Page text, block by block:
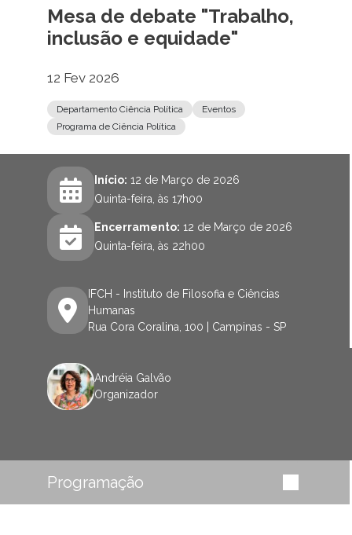
Mesa de debate "Trabalho,
inclusão e equidade"
12 Fev 2026
Departamento Ciência Política
Eventos
Programa de Ciência Política
Início: 12 de Março de 2026
Quinta-feira, às 17h00
Encerramento: 12 de Março de 2026
Quinta-feira, às 22h00
IFCH - Instituto de Filosofia e Ciências
Humanas
Rua Cora Coralina, 100 | Campinas - SP
Andréia Galvão
Organizador
Programação